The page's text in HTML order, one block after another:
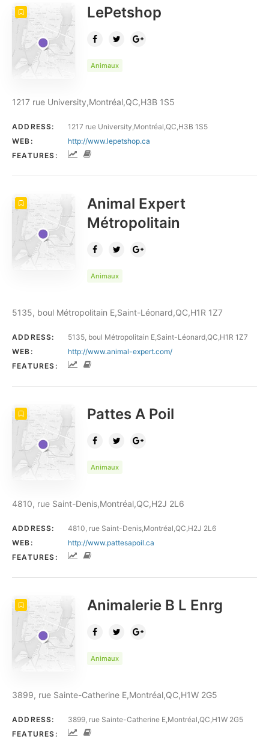
LePetshop
Animaux
1217 rue University,Montréal,QC,H3B 1S5
ADDRESS:
1217 rue University,Montréal,QC,H3B 1S5
WEB:
http://www.lepetshop.ca
FEATURES:
Animal Expert
Métropolitain
Animaux
5135, boul Métropolitain E,Saint-Léonard,QC,H1R 1Z7
ADDRESS:
5135, boul Métropolitain E,Saint-Léonard,QC,H1R 1Z7
WEB:
http://www.animal-expert.com/
FEATURES:
Pattes A Poil
Animaux
4810, rue Saint-Denis,Montréal,QC,H2J 2L6
ADDRESS:
4810, rue Saint-Denis,Montréal,QC,H2J 2L6
WEB:
http://www.pattesapoil.ca
FEATURES:
Animalerie B L Enrg
Animaux
3899, rue Sainte-Catherine E,Montréal,QC,H1W 2G5
ADDRESS:
3899, rue Sainte-Catherine E,Montréal,QC,H1W 2G5
FEATURES: